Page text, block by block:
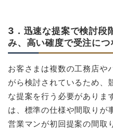
3．迅速な提案で検討段
み、高い確度で受注につ
お客さまは複数の工務店や
がら検討されているため、
な提案を行う必要がありま
は、標準の仕様や間取りが
営業マンが初回提案の間取